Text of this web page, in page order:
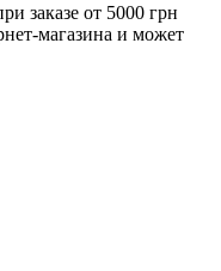
заказе от 5000 грн
магазина и может